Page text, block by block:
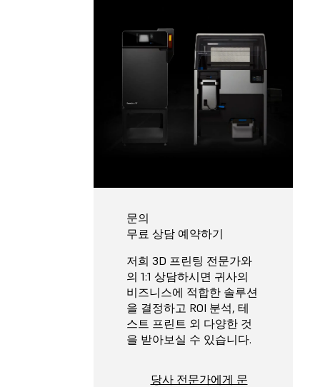
문의
무료 상담 예약하기
저희 3D 프린팅 전문가와
의 1:1 상담하시면 귀사의
비즈니스에 적합한 솔루션
을 결정하고 ROI 분석, 테
스트 프린트 외 다양한 것
을 받아보실 수 있습니다.
당사 전문가에게 문